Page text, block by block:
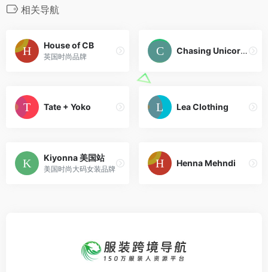
相关导航
House of CB
英国时尚品牌
Chasing Unicorns The Label
Tate + Yoko Lea Clothing
Kiyonna 美国站
美国时尚大码女装品牌
Henna Mehndi